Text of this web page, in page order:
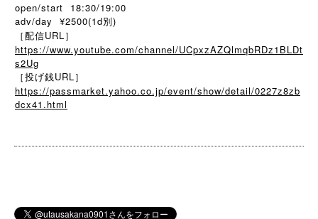
open/start 18:30/19:00
adv/day ¥2500(1d別)
［配信URL］
https://www.youtube.com/channel/UCpxzAZQlmqbRDz1BLDt
s2Ug
［投げ銭URL］
https://passmarket.yahoo.co.jp/event/show/detail/0227z8zb
dcx41.html